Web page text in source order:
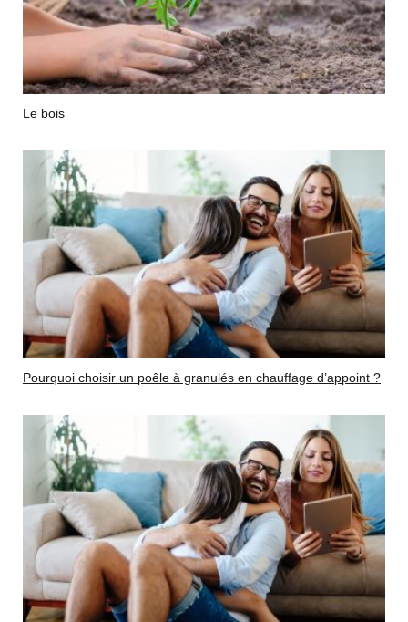
Le bois
Pourquoi choisir un poêle à granulés en chauffage d’appoint ?